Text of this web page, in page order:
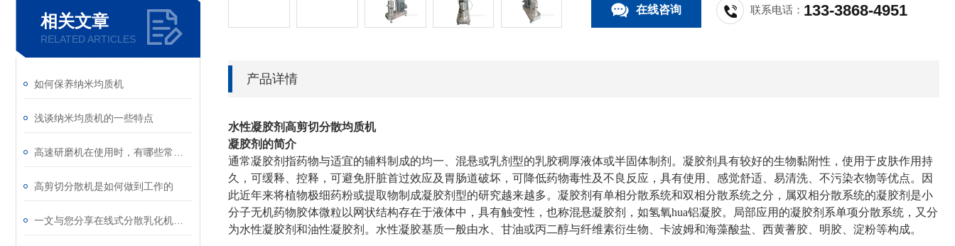
相关文章
RELATED ARTICLES
如何保养纳米均质机
浅谈纳米均质机的一些特点
高剪切分散机是如何做到工作的
在线咨询 联系电话： 133-3868-4951
产品详情
水性凝胶剂高剪切分散均质机
凝胶剂的简介
通常凝胶剂指药物与适宜的辅料制成的均一、混悬或乳剂型的乳胶稠厚液体或半固体制剂。凝胶剂具有较好的生物黏附性，使用于皮肤作用持
久，可缓释、控释，可避免肝脏首过效应及胃肠道破坏，可降低药物毒性及不良反应，具有使用、感觉舒适、易清洗、不污染衣物等优点。因
此近年来将植物极细药粉或提取物制成凝胶剂型的研究越来越多。凝胶剂有单相分散系统和双相分散系统之分，属双相分散系统的凝胶剂是小
分子无机药物胶体微粒以网状结构存在于液体中，具有触变性，也称混悬凝胶剂，如氢氧hua铝凝胶。局部应用的凝胶剂系单项分散系统，又分
为水性凝胶剂和油性凝胶剂。水性凝胶基质一般由水、甘油或丙二醇与纤维素衍生物、卡波姆和海藻酸盐、西黄蓍胶、明胶、淀粉等构成。